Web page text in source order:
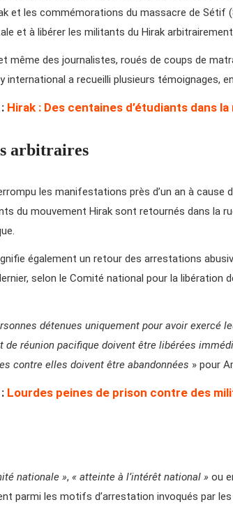
et les commémorations du massacre de Sétif
et à libérer les militants du Hirak
même des journalistes, roués de coups de
international a recueilli plusieurs témoignages,
Hirak : Des centaines d’étudiants dans
arbitraires
les manifestations près d’un an à cause
du mouvement Hirak sont retournés dans la
également un retour des arrestations
selon le Comité national pour la libération
détenues uniquement pour avoir exercé
de réunion pacifique doivent être libérées
contre elles doivent être abandonnées » pour
Lourdes peines de prison contre des
nationale », « atteinte à l’intérêt national » ou
parmi les motifs d’arrestation invoqués par